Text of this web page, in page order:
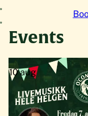
Hopp
til
innhold
Events
10aug